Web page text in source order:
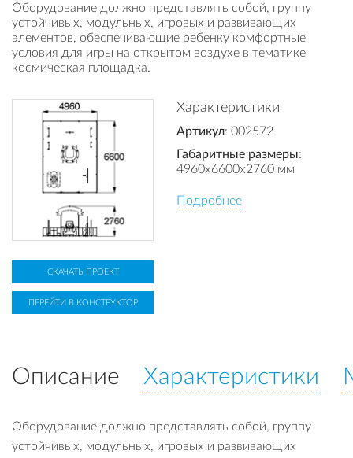
Оборудование должно представлять собой, группу
устойчивых, модульных, игровых и развивающих
элементов, обеспечивающие ребенку комфортные
условия для игры на открытом воздухе в тематике
космическая площадка.
Характеристики
Артикул: 002572
Габаритные размеры:
4960x6600x2760 мм
Подробнее
СКАЧАТЬ ПРОЕКТ
ПЕРЕЙТИ В КОНСТРУКТОР
Описание Характеристики
Оборудование должно представлять собой, группу
устойчивых, модульных, игровых и развивающих